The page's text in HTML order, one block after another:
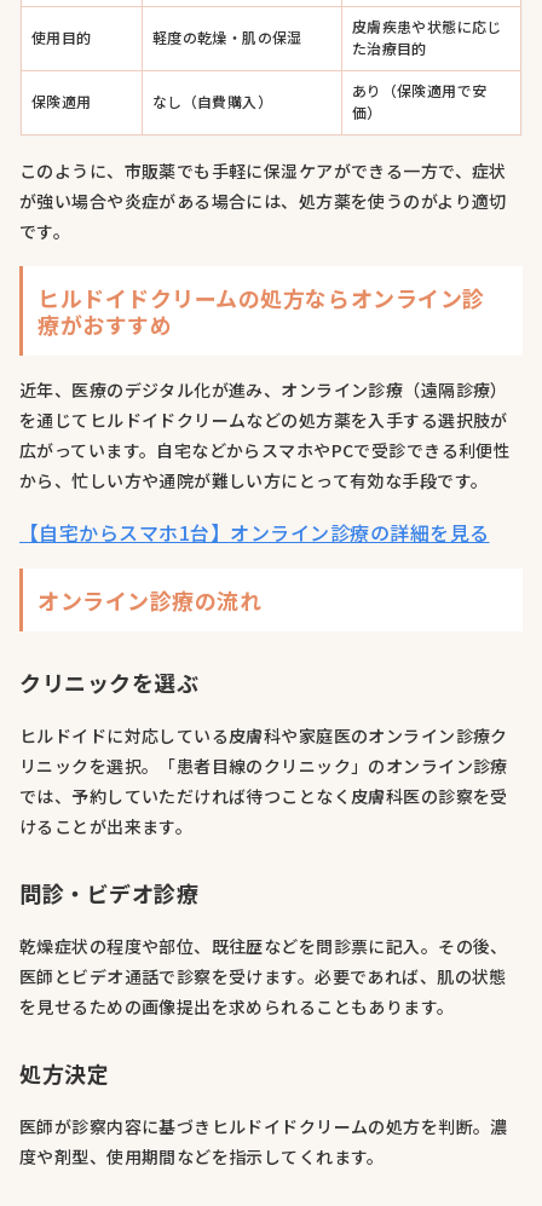
使用目的 軽度の乾燥・肌の保湿
皮膚疾患や状態に応じ
た治療目的
保険適用 なし（自費購入）
あり（保険適用で安
価）
このように、市販薬でも手軽に保湿ケアができる一方で、症状
が強い場合や炎症がある場合には、処方薬を使うのがより適切
です。
ヒルドイドクリームの処方ならオンライン診
療がおすすめ
近年、医療のデジタル化が進み、オンライン診療（遠隔診療）
を通じてヒルドイドクリームなどの処方薬を入手する選択肢が
広がっています。自宅などからスマホやPCで受診できる利便性
から、忙しい方や通院が難しい方にとって有効な手段です。
【自宅からスマホ1台】オンライン診療の詳細を見る
オンライン診療の流れ
クリニックを選ぶ
ヒルドイドに対応している皮膚科や家庭医のオンライン診療ク
リニックを選択。「患者目線のクリニック」のオンライン診療
では、予約していただければ待つことなく皮膚科医の診察を受
けることが出来ます。
問診・ビデオ診療
乾燥症状の程度や部位、既往歴などを問診票に記入。その後、
医師とビデオ通話で診察を受けます。必要であれば、肌の状態
を見せるための画像提出を求められることもあります。
処方決定
医師が診察内容に基づきヒルドイドクリームの処方を判断。濃
度や剤型、使用期間などを指示してくれます。